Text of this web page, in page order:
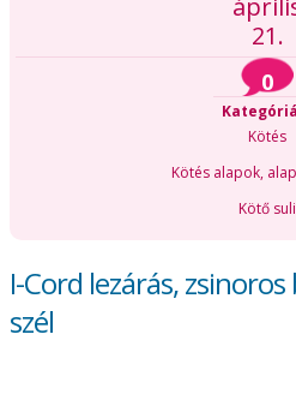
21.
0
Kötés
Kötés alapok,
Kötő suli
I-Cord lezárás,
szél